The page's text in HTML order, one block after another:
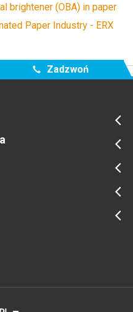
brightener (OBA) in paper
Paper Industry - ERX
Zadzwoń